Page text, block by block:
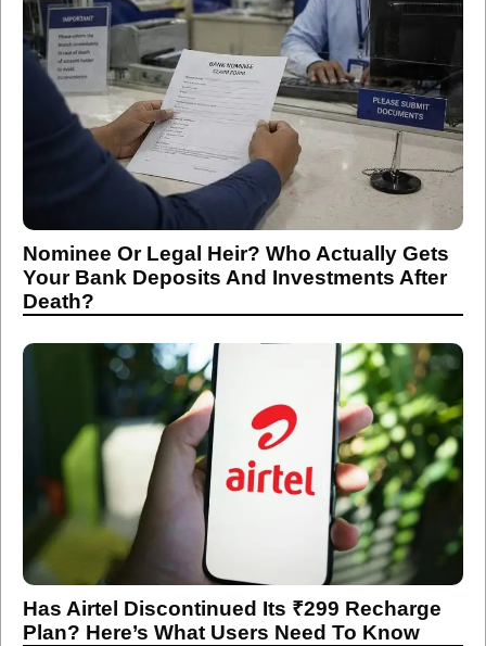
Nominee Or Legal Heir? Who Actually Gets
Your Bank Deposits And Investments After
Death?
Has Airtel Discontinued Its ₹299 Recharge
Plan? Here’s What Users Need To Know